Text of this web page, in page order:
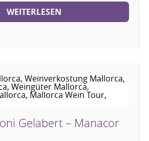
WEITERLESEN
Gelabert – Manacor